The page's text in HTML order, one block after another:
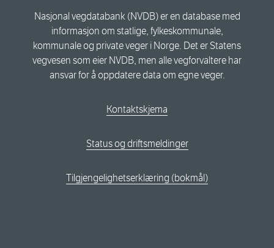
Nasjonal vegdatabank (NVDB) er en database med
informasjon om statlige, fylkeskommunale,
kommunale og private veger i Norge. Det er Statens
vegvesen som eier NVDB, men alle vegforvaltere har
ansvar for å oppdatere data om egne veger.
Kontaktskjema
Status og driftsmeldinger
Tilgjengelighetserklæring (bokmål)